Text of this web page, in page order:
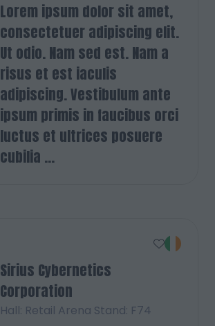
Lorem ipsum dolor sit amet,
consectetuer adipiscing elit.
Ut odio. Nam sed est. Nam a
risus et est iaculis
adipiscing. Vestibulum ante
ipsum primis in faucibus orci
luctus et ultrices posuere
cubilia ...
Sirius Cybernetics
Corporation
Hall: Retail Arena Stand: F74